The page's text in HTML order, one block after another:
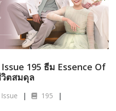
195 ธีม Essence Of
ตสมดุล
195